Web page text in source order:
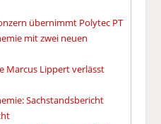
übernimmt Polytec PT
mit zwei neuen
Marcus Lippert verlässt
Sachstandsbericht